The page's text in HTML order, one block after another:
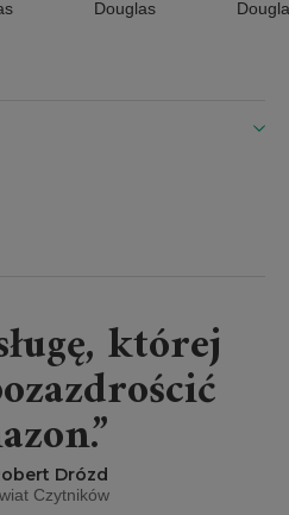
Douglas
której
Drózd
Czytników